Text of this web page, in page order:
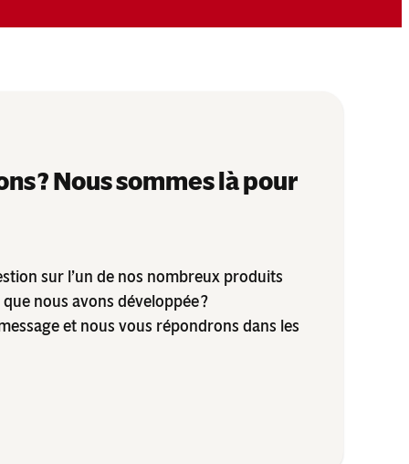
? Nous sommes là pour
sur l’un de nos nombreux produits
nous avons développée ?
et nous vous répondrons dans les